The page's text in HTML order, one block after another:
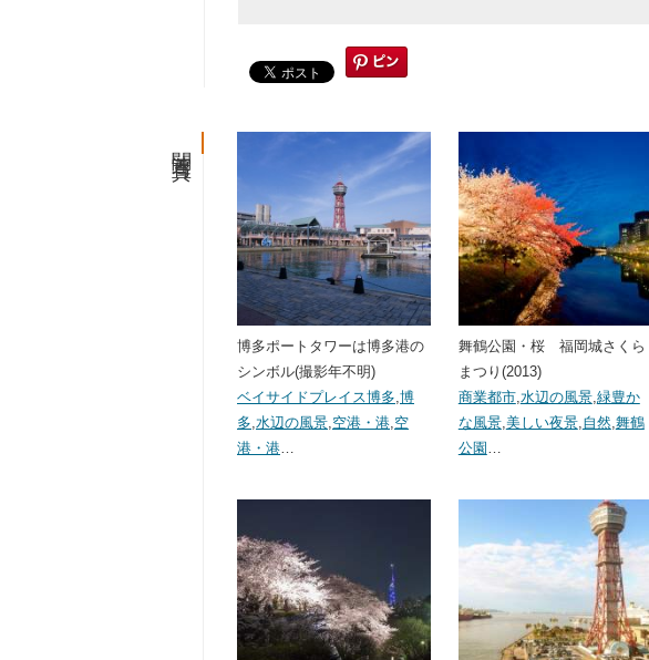
博多ポートタワーは博多港の
シンボル(撮影年不明)
ベイサイドプレイス博多 博
多 水辺の風景 空港・港 空
港・港
舞鶴公園・桜 福岡城さくら
まつり(2013)
商業都市, 水辺の風景, 緑豊か
な風景, 美しい夜景, 自然, 舞鶴
公園